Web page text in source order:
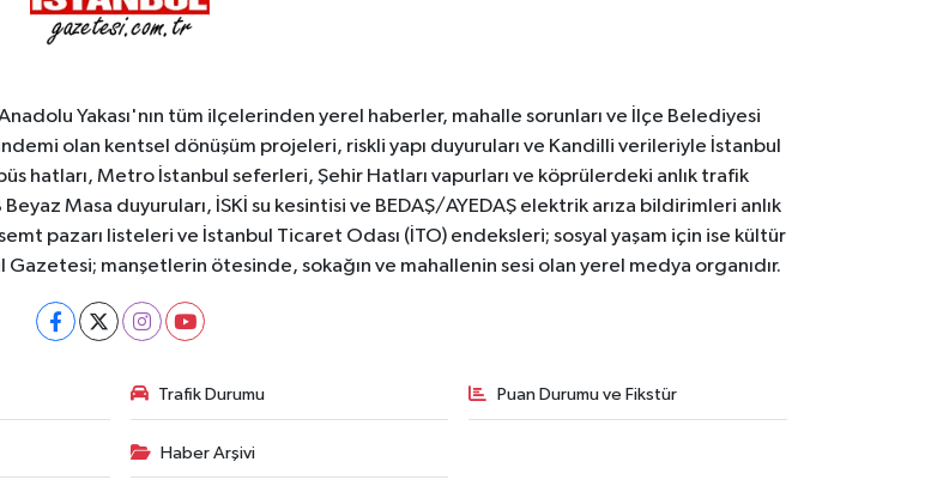
Yakası'nın tüm ilçelerinden yerel haberler, mahalle sorunları ve İlçe Belediyesi
olan kentsel dönüşüm projeleri, riskli yapı duyuruları ve Kandilli verileriyle İstanbul
hatları, Metro İstanbul seferleri, Şehir Hatları vapurları ve köprülerdeki anlık trafik
Masa duyuruları, İSKİ su kesintisi ve BEDAŞ/AYEDAŞ elektrik arıza bildirimleri anlık
pazarı listeleri ve İstanbul Ticaret Odası (İTO) endeksleri; sosyal yaşam için ise kültür
manşetlerin ötesinde, sokağın ve mahallenin sesi olan yerel medya organıdır.
Trafik Durumu Puan Durumu ve Fikstür
Haber Arşivi